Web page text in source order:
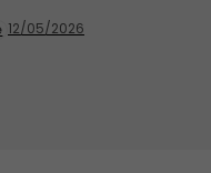
12/05/2026